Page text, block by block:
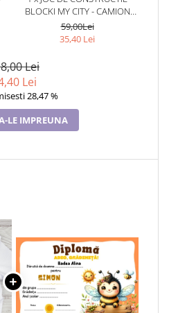
BLOCKI MY CITY - CAMION
(163 PIESE)
59,00Lei
35,40 Lei
Lei
Lei
28,47 %
LE IMPREUNA